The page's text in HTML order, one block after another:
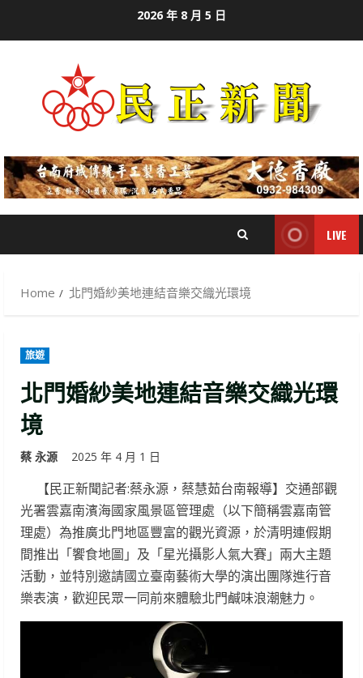
2026 年 8 月 5 日
LIVE
Home 北門婚紗美地連結音樂交織光環境
旅遊
北門婚紗美地連結音樂交織光環
境
蔡 永源 2025 年 4 月 1 日
【民正新聞記者:蔡永源，蔡慧茹台南報導】交通部觀
光署雲嘉南濱海國家風景區管理處（以下簡稱雲嘉南管
理處）為推廣北門地區豐富的觀光資源，於清明連假期
間推出「饗食地圖」及「星光攝影人氣大賽」兩大主題
活動，並特別邀請國立臺南藝術大學的演出團隊進行音
樂表演，歡迎民眾一同前來體驗北門鹹味浪潮魅力。